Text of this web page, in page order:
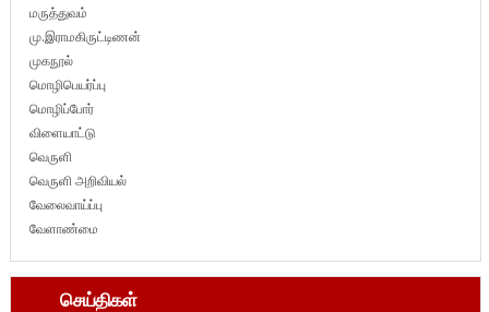
மருத்துவம்
மு.இராமகிருட்டிணன்
முகநூல்
மொழிபெயர்ப்பு
மொழிப்போர்
விளையாட்டு
வெருளி
வெருளி அறிவியல்
வேலைவாய்ப்பு
வேளாண்மை
செய்திகள்